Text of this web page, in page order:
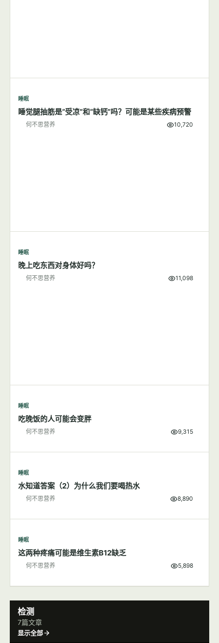
睡眠
睡觉腿抽筋是“受凉”和“缺钙”吗？可能是某些疾病预警
何不思营养 10,720
睡眠
晚上吃东西对身体好吗？
何不思营养 11,098
睡眠
吃晚饭的人可能会变胖
何不思营养 9,315
睡眠
水知道答案（2）为什么我们要喝热水
何不思营养 8,890
睡眠
这两种疼痛可能是维生素B12缺乏
何不思营养 5,898
检测
7篇文章
显示全部